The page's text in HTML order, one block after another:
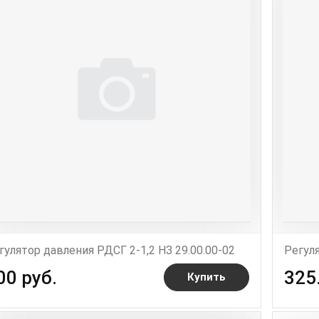
давления РДСГ 2-1,2 НЗ 29.00.00-02
руб. Купить